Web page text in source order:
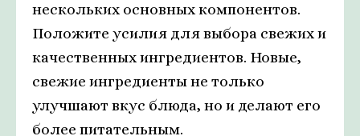
нескольких основных компонентов.
Положите усилия для выбора свежих и
качественных ингредиентов. Новые,
свежие ингредиенты не только
улучшают вкус блюда, но и делают его
более питательным.